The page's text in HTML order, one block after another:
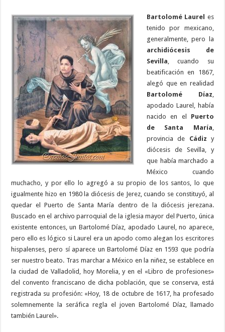
Bartolomé Laurel es
tenido por mexicano,
generalmente, pero la
archidiócesis de
Sevilla , cuando su
beatificación en 1867,
alegó que en realidad
Bartolomé Díaz
apodado Laurel, había
nacido en el Puerto
de Santa María
provincia de Cádiz y
diócesis de Sevilla, y
que había marchado a
México cuando
muchacho, y por ello lo agregó a su propio de los santos, lo que
igualmente hizo en 1980 la diócesis de Jerez, cuando se constituyó, al
quedar el Puerto de Santa María dentro de la diócesis jerezana.
Buscado en el archivo parroquial de la iglesia mayor del Puerto, única
existente entonces, un Bartolomé Díaz, apodado Laurel, no aparece,
pero ello es lógico si Laurel era un apodo como alegan los escritores
hispalenses, pero sí aparece un Bartolomé Díaz en 1593 que podría
ser nuestro beato. Tras marchar a México en la niñez, se establece en
la ciudad de Valladolid, hoy Morelia, y en el «Libro de profesiones»
del convento franciscano de dicha población, que se conserva, está
registrada su profesión: «Hoy, 18 de octubre de 1617, ha profesado
solemnemente la seráfica regla el joven Bartolomé Díaz, llamado
también Laurel».